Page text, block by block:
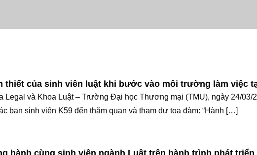
thiết của sinh viên luật khi bước vào môi trường làm việc
Legal và Khoa Luật – Trường Đại học Thương mại (TMU), ngày 24/03/
bạn sinh viên K59 đến thăm quan và tham dự tọa đàm: “Hành […]
hành cùng sinh viên ngành Luật trên hành trình phát